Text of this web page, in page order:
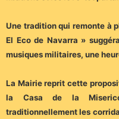
Une tradition qui remonte à
El Eco de Navarra »
musiques militaires, une
La Mairie reprit cette
la Casa de la
traditionnellement les